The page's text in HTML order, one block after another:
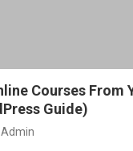
Courses From
Guide)
Admin